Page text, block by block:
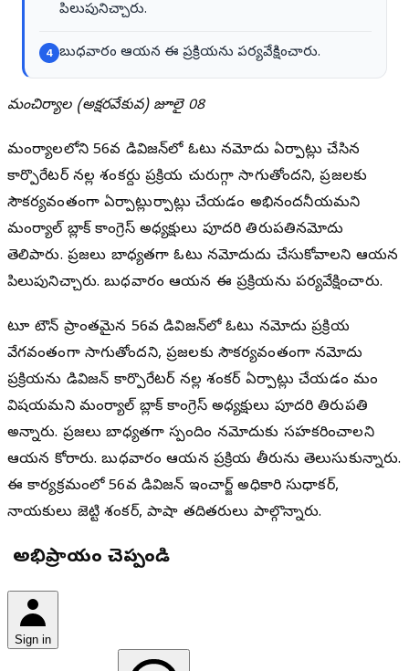
పిలుపునిచ్చారు.
4 బుధవారం ఆయన ఈ ప్రక్రియను పర్యవేక్షించారు.
మంచిర్యాల (అక్షరవేకువ) జూలై 08
మంచిర్యాలలోని 56వ డివిజన్‌లో ఓటు నమోదు ఏర్పాట్లు చేసిన
కార్పొరేటర్ నల్ల శంకర్దు ప్రక్రియ చురుగ్గా సాగుతోందని, ప్రజలకు
సౌకర్యవంతంగా ఏర్పాట్లుర్పాట్లు చేయడం అభినందనీయమని
మంచిర్యాల్ బ్లాక్ కాంగ్రెస్ అధ్యక్షులు పూదరి తిరుపతినమోదు
తెలిపారు. ప్రజలు బాధ్యతగా ఓటు నమోదుదు చేసుకోవాలని ఆయన
పిలుపునిచ్చారు. బుధవారం ఆయన ఈ ప్రక్రియను పర్యవేక్షించారు.
టూ టౌన్ ప్రాంతమైన 56వ డివిజన్‌లో ఓటు నమోదు ప్రక్రియ
వేగవంతంగా సాగుతోందని, ప్రజలకు సౌకర్యవంతంగా నమోదు
ప్రక్రియను డివిజన్ కార్పొరేటర్ నల్ల శంకర్ ఏర్పాట్లు చేయడం మంచి
విషయమని మంచిర్యాల్ బ్లాక్ కాంగ్రెస్ అధ్యక్షులు పూదరి తిరుపతి
అన్నారు. ప్రజలు బాధ్యతగా స్పందించి నమోదుకు సహకరించాలని
ఆయన కోరారు. బుధవారం ఆయన ప్రక్రియ తీరును తెలుసుకున్నారు.
ఈ కార్యక్రమంలో 56వ డివిజన్ ఇంచార్జ్ అధికారి సుధాకర్,
నాయకులు జెట్టి శంకర్, పాషా తదితరులు పాల్గొన్నారు.
మీ అభిప్రాయం చెప్పండి
Sign in